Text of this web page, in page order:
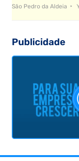
São Pedro da Aldeia
Publicidade